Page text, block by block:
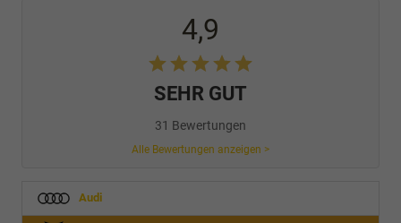
4,9
SEHR GUT
31 Bewertungen
Alle Bewertungen anzeigen >
Audi